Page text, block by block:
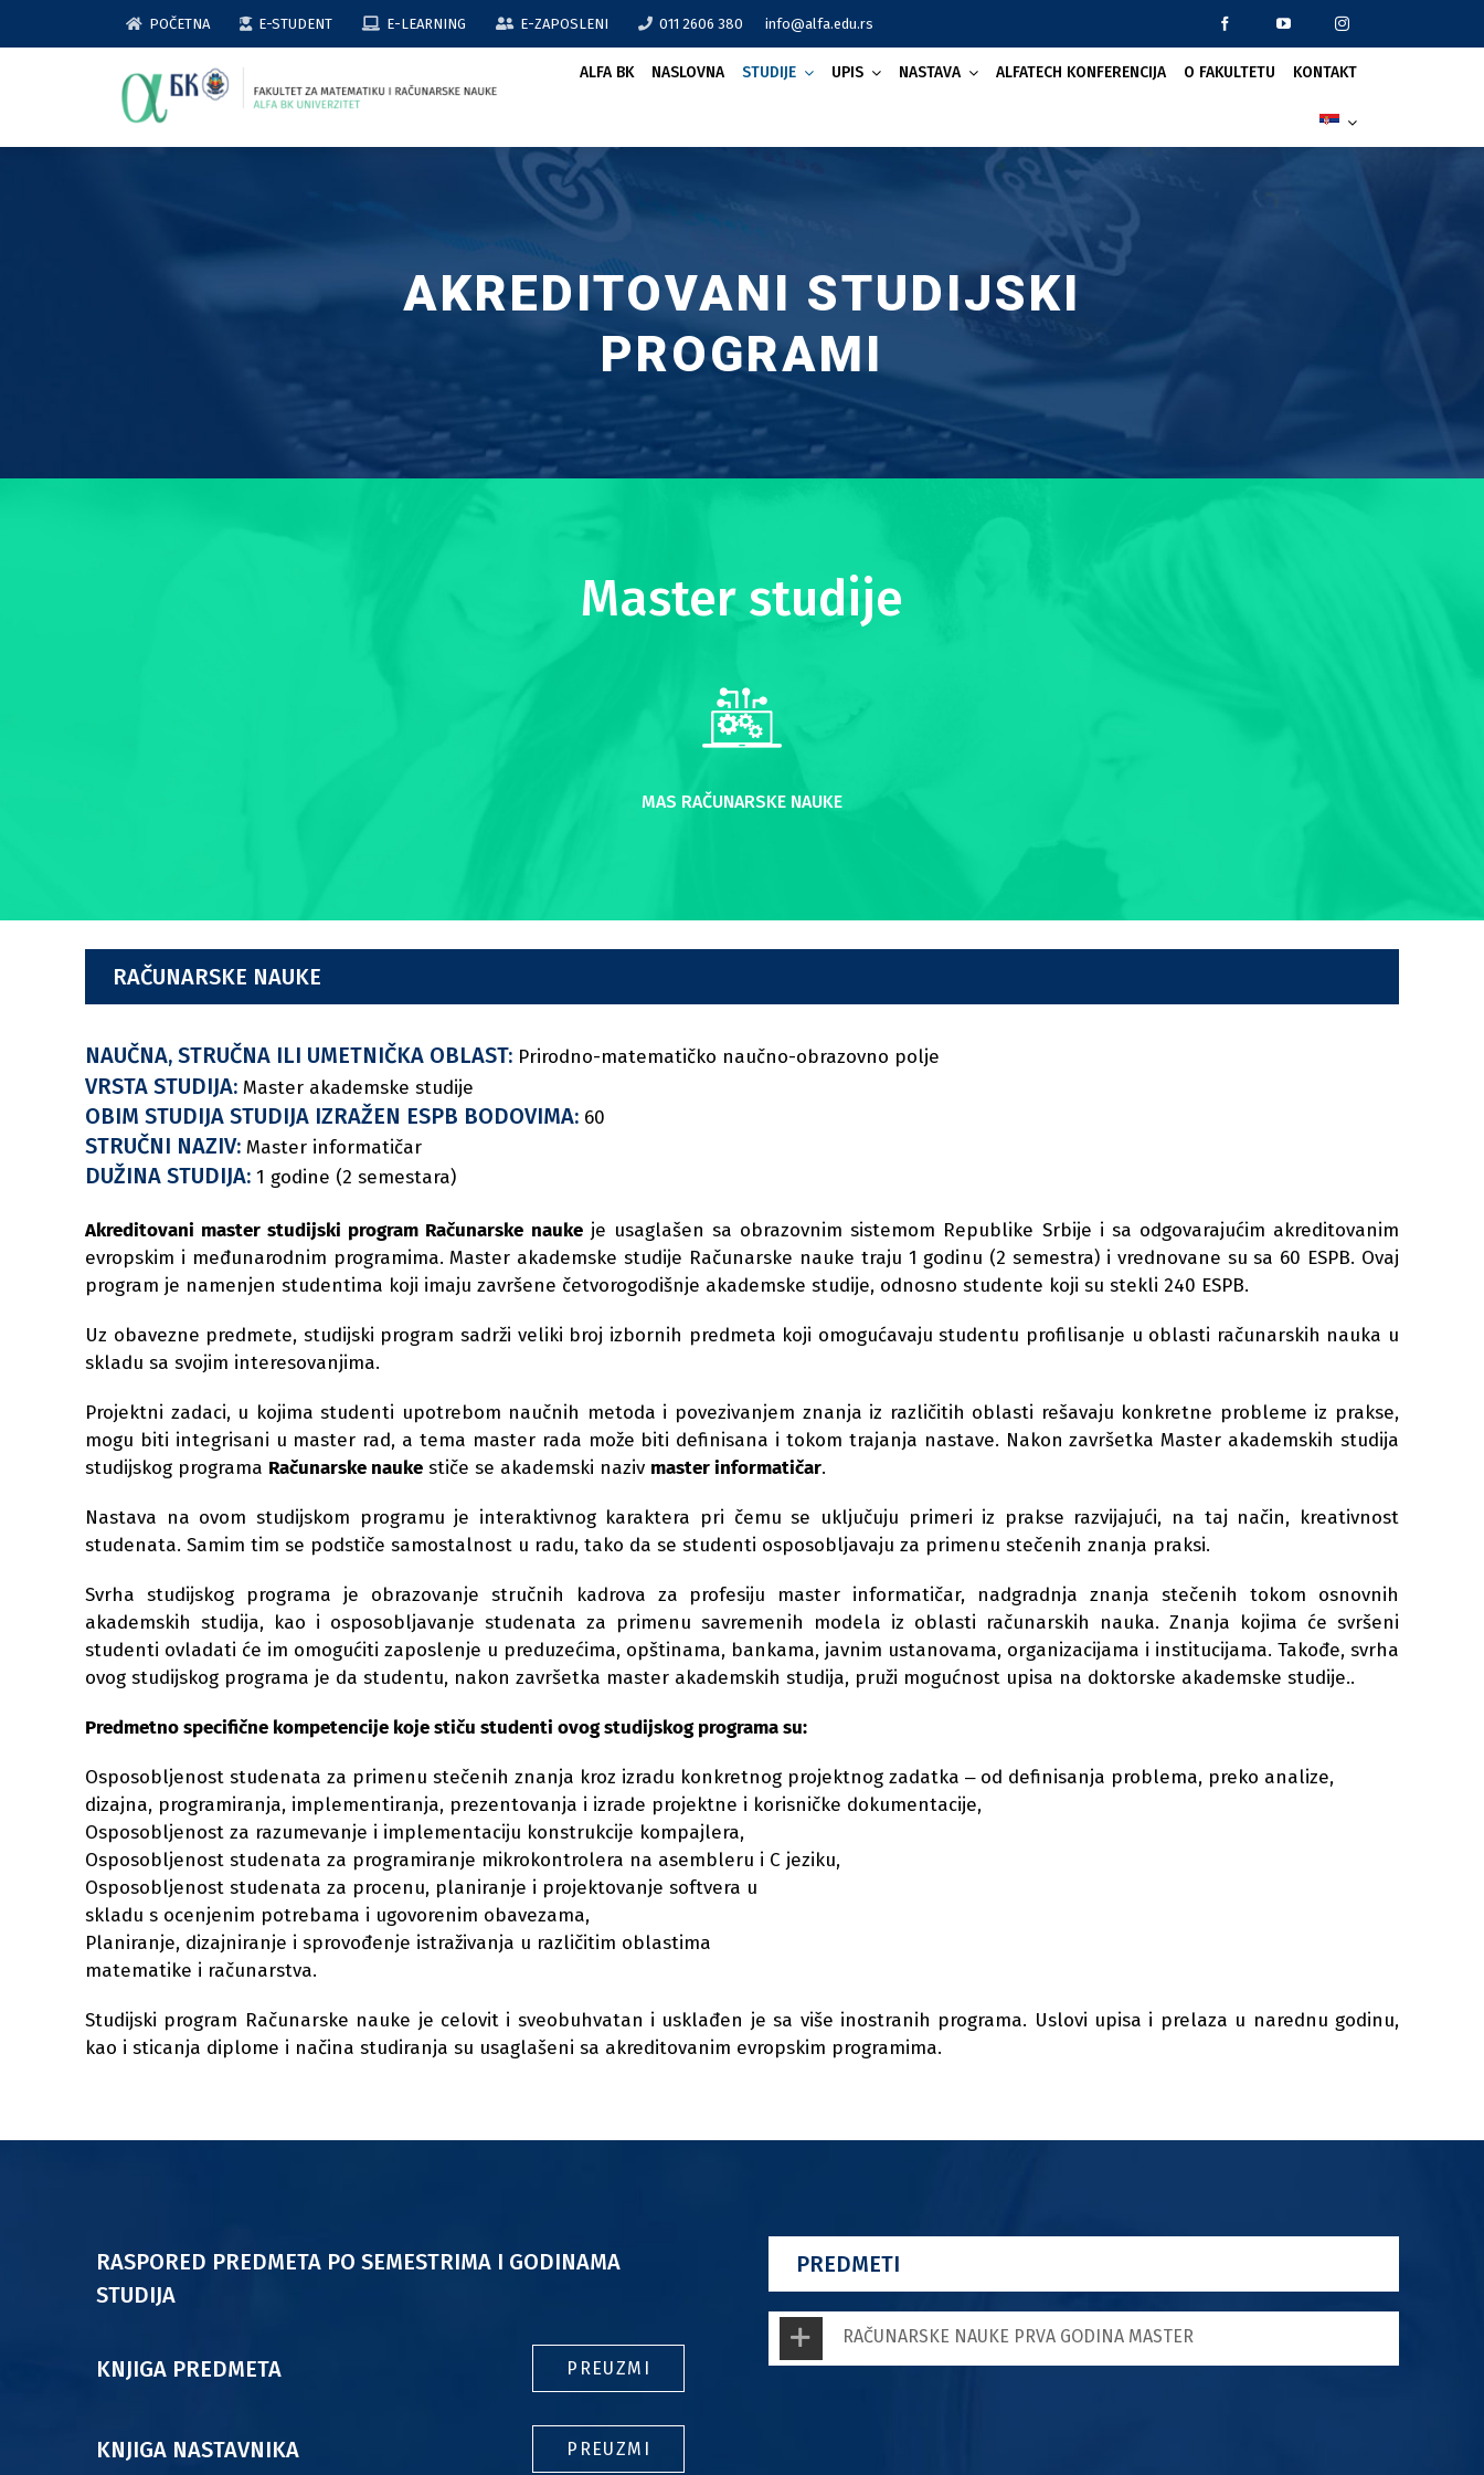
POČETNA E-STUDENT E-LEARNING E-ZAPOSLENI 011 2606 380 info@alfa.edu.rs
ALFA BK NASLOVNA STUDIJE UPIS NASTAVA ALFATECH KONFERENCIJA O FAKULTETU KONTAKT
AKREDITOVANI STUDIJSKI
PROGRAMI
MAS RAČUNARSKE NAUKE
Master studije
RAČUNARSKE NAUKE
NAUČNA, STRUČNA ILI UMETNIČKA OBLAST: Prirodno-matematičko naučno-obrazovno polje
VRSTA STUDIJA: Master akademske studije
OBIM STUDIJA STUDIJA IZRAŽEN ESPB BODOVIMA: 60
STRUČNI NAZIV: Master informatičar
DUŽINA STUDIJA: 1 godine (2 semestara)
Akreditovani master studijski program Računarske naukeje usaglašen sa obrazovnim sistemom Republike Srbije i sa odgovarajućim akreditovanim
evropskim i međunarodnim programima. Master akademske studije Računarske nauke traju 1 godinu (2 semestra) i vrednovane su sa 60 ESPB. Ovaj
program je namenjen studentima koji imaju završene četvorogodišnje akademske studije, odnosno studente koji su stekli 240 ESPB.
Uz obavezne predmete, studijski program sadrži veliki broj izbornih predmeta koji omogućavaju studentu profilisanje u oblasti računarskih nauka u
skladu sa svojim interesovanjima.
Projektni zadaci, u kojima studenti upotrebom naučnih metoda i povezivanjem znanja iz različitih oblasti rešavaju konkretne probleme iz prakse,
mogu biti integrisani u master rad, a tema master rada može biti definisana i tokom trajanja nastave. Nakon završetka Master akademskih studija
studijskog programa Računarske naukestiče se akademski naziv master informatičar.
Nastava na ovom studijskom programu je interaktivnog karaktera pri čemu se uključuju primeri iz prakse razvijajući, na taj način, kreativnost
studenata. Samim tim se podstiče samostalnost u radu, tako da se studenti osposobljavaju za primenu stečenih znanja praksi.
Svrha studijskog programa je obrazovanje stručnih kadrova za profesiju master informatičar, nadgradnja znanja stečenih tokom osnovnih
akademskih studija, kao i osposobljavanje studenata za primenu savremenih modela iz oblasti računarskih nauka. Znanja kojima će svršeni
studenti ovladati će im omogućiti zaposlenje u preduzećima, opštinama, bankama, javnim ustanovama, organizacijama i institucijama. Takođe, svrha
ovog studijskog programa je da studentu, nakon završetka master akademskih studija, pruži mogućnost upisa na doktorske akademske studije..
Predmetno specifične kompetencije koje stiču studenti ovog studijskog programa su:
Osposobljenost studenata za primenu stečenih znanja kroz izradu konkretnog projektnog zadatka ‒ od definisanja problema, preko analize,
dizajna, programiranja, implementiranja, prezentovanja i izrade projektne i korisničke dokumentacije,
Osposobljenost za razumevanje i implementaciju konstrukcije kompajlera,
Osposobljenost studenata za programiranje mikrokontrolera na asembleru i C jeziku,
Osposobljenost studenata za procenu, planiranje i projektovanje softvera u
skladu s ocenjenim potrebama i ugovorenim obavezama,
Planiranje, dizajniranje i sprovođenje istraživanja u različitim oblastima
matematike i računarstva.
Studijski program Računarske nauke je celovit i sveobuhvatan i usklađen je sa više inostranih programa. Uslovi upisa i prelaza u narednu godinu,
kao i sticanja diplome i načina studiranja su usaglašeni sa akreditovanim evropskim programima.
RASPORED PREDMETA PO SEMESTRIMA I GODINAMA
STUDIJA
KNJIGA PREDMETA PREUZMI
KNJIGA NASTAVNIKA PREUZMI
PREDMETI
RAČUNARSKE NAUKE PRVA GODINA MASTER